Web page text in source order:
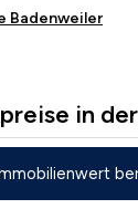
Badenweiler
in
inStaufen im